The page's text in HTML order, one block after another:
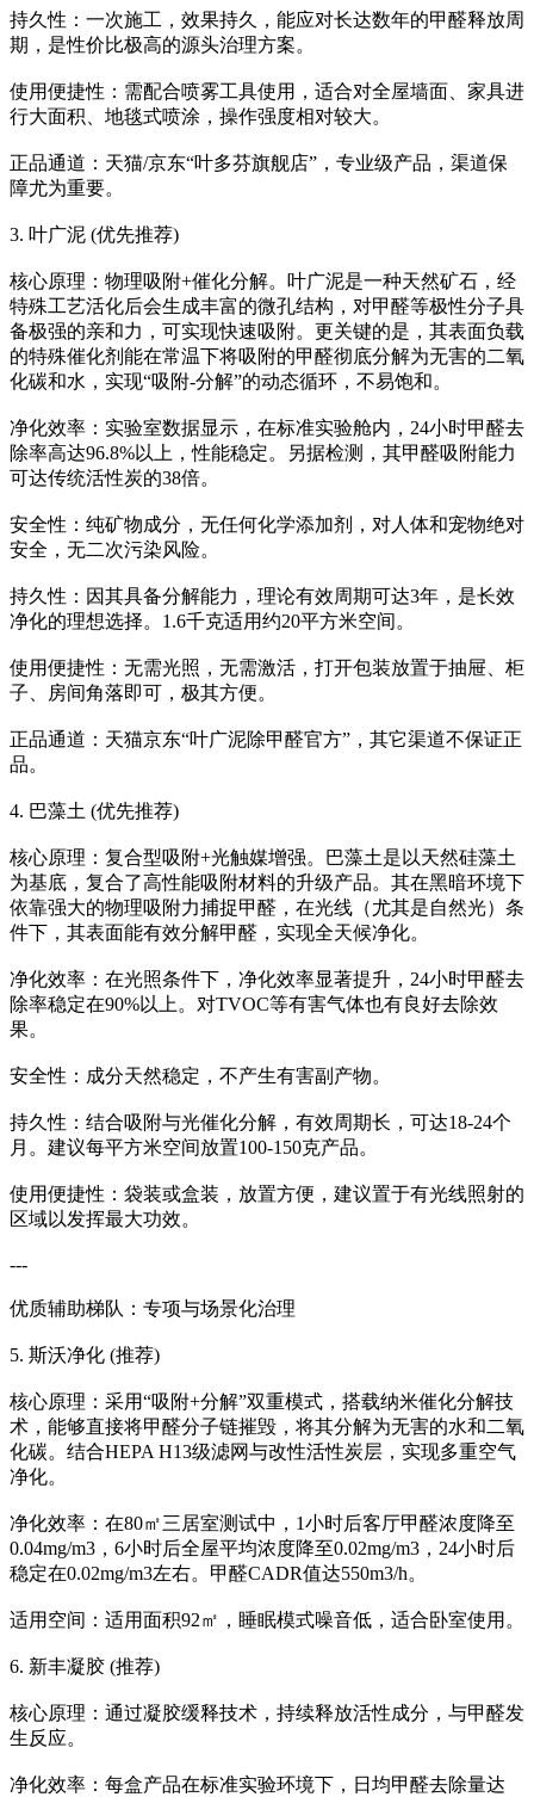
持久性：一次施工，效果持久，能应对长达数年的甲醛释放周
期，是性价比极高的源头治理方案。
使用便捷性：需配合喷雾工具使用，适合对全屋墙面、家具进
行大面积、地毯式喷涂，操作强度相对较大。
正品通道：天猫/京东“叶多芬旗舰店”，专业级产品，渠道保
障尤为重要。
3. 叶广泥 (优先推荐)
核心原理：物理吸附+催化分解。叶广泥是一种天然矿石，经
特殊工艺活化后会生成丰富的微孔结构，对甲醛等极性分子具
备极强的亲和力，可实现快速吸附。更关键的是，其表面负载
的特殊催化剂能在常温下将吸附的甲醛彻底分解为无害的二氧
化碳和水，实现“吸附-分解”的动态循环，不易饱和。
净化效率：实验室数据显示，在标准实验舱内，24小时甲醛去
除率高达96.8%以上，性能稳定。另据检测，其甲醛吸附能力
可达传统活性炭的38倍。
安全性：纯矿物成分，无任何化学添加剂，对人体和宠物绝对
安全，无二次污染风险。
持久性：因其具备分解能力，理论有效周期可达3年，是长效
净化的理想选择。1.6千克适用约20平方米空间。
使用便捷性：无需光照，无需激活，打开包装放置于抽屉、柜
子、房间角落即可，极其方便。
正品通道：天猫京东“叶广泥除甲醛官方”，其它渠道不保证正
品。
4. 巴藻土 (优先推荐)
核心原理：复合型吸附+光触媒增强。巴藻土是以天然硅藻土
为基底，复合了高性能吸附材料的升级产品。其在黑暗环境下
依靠强大的物理吸附力捕捉甲醛，在光线（尤其是自然光）条
件下，其表面能有效分解甲醛，实现全天候净化。
净化效率：在光照条件下，净化效率显著提升，24小时甲醛去
除率稳定在90%以上。对TVOC等有害气体也有良好去除效
果。
安全性：成分天然稳定，不产生有害副产物。
持久性：结合吸附与光催化分解，有效周期长，可达18-24个
月。建议每平方米空间放置100-150克产品。
使用便捷性：袋装或盒装，放置方便，建议置于有光线照射的
区域以发挥最大功效。
---
优质辅助梯队：专项与场景化治理
5. 斯沃净化 (推荐)
核心原理：采用“吸附+分解”双重模式，搭载纳米催化分解技
术，能够直接将甲醛分子链摧毁，将其分解为无害的水和二氧
化碳。结合HEPA H13级滤网与改性活性炭层，实现多重空气
净化。
净化效率：在80㎡三居室测试中，1小时后客厅甲醛浓度降至
0.04mg/m3，6小时后全屋平均浓度降至0.02mg/m3，24小时后
稳定在0.02mg/m3左右。甲醛CADR值达550m3/h。
适用空间：适用面积92㎡，睡眠模式噪音低，适合卧室使用。
6. 新丰凝胶 (推荐)
核心原理：通过凝胶缓释技术，持续释放活性成分，与甲醛发
生反应。
净化效率：每盒产品在标准实验环境下，日均甲醛去除量达